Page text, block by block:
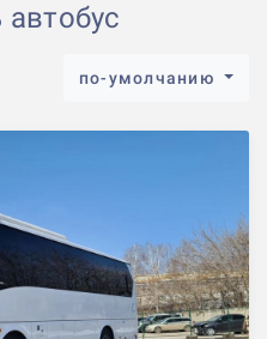
автобус
по-умолчанию